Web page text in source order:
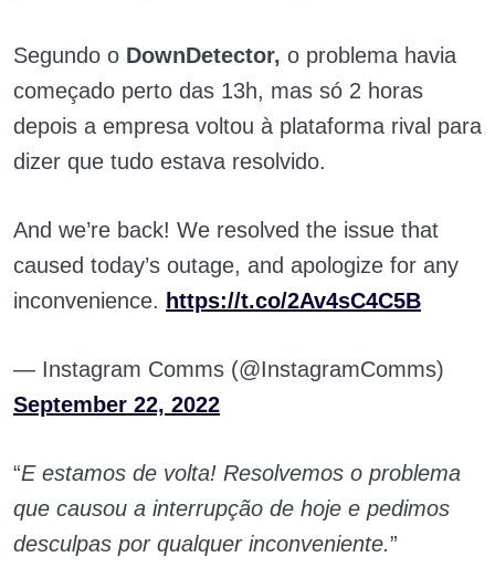
Segundo o DownDetector, o problema havia
começado perto das 13h, mas só 2 horas
depois a empresa voltou à plataforma rival para
dizer que tudo estava resolvido.
And we’re back! We resolved the issue that
caused today’s outage, and apologize for any
inconvenience. https://t.co/2Av4sC4C5B
— Instagram Comms (@InstagramComms)
September 22, 2022
“E estamos de volta! Resolvemos o problema
que causou a interrupção de hoje e pedimos
desculpas por qualquer inconveniente.”